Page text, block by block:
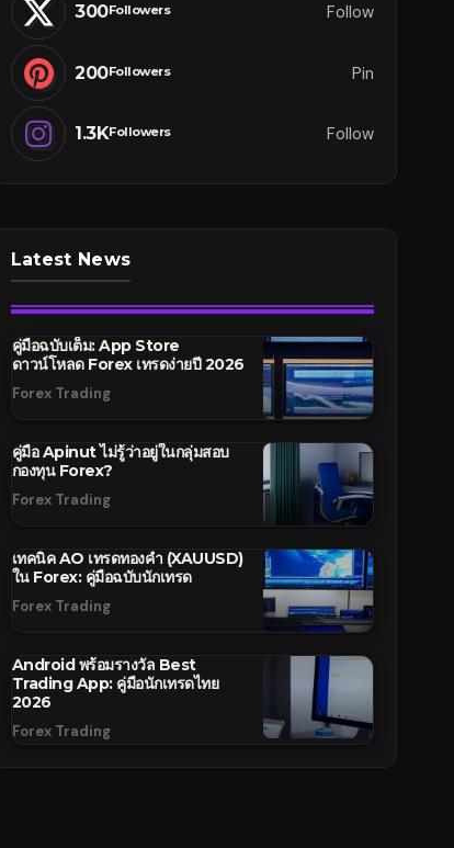
300Followers Follow
200Followers Pin
1.3KFollowers Follow
Latest News
คู่มือฉบับเต็ม: App Store
ดาวน์โหลด Forex เทรดง่ายปี 2026
Forex Trading
คู่มือ Apinut ไม่รู้ว่าอยู่ในกลุ่มสอบ
กองทุน Forex?
Forex Trading
เทคนิค AO เทรดทองคำ (XAUUSD)
ใน Forex: คู่มือฉบับนักเทรด
Forex Trading
Android พร้อมรางวัล Best
Trading App: คู่มือนักเทรดไทย
2026
Forex Trading